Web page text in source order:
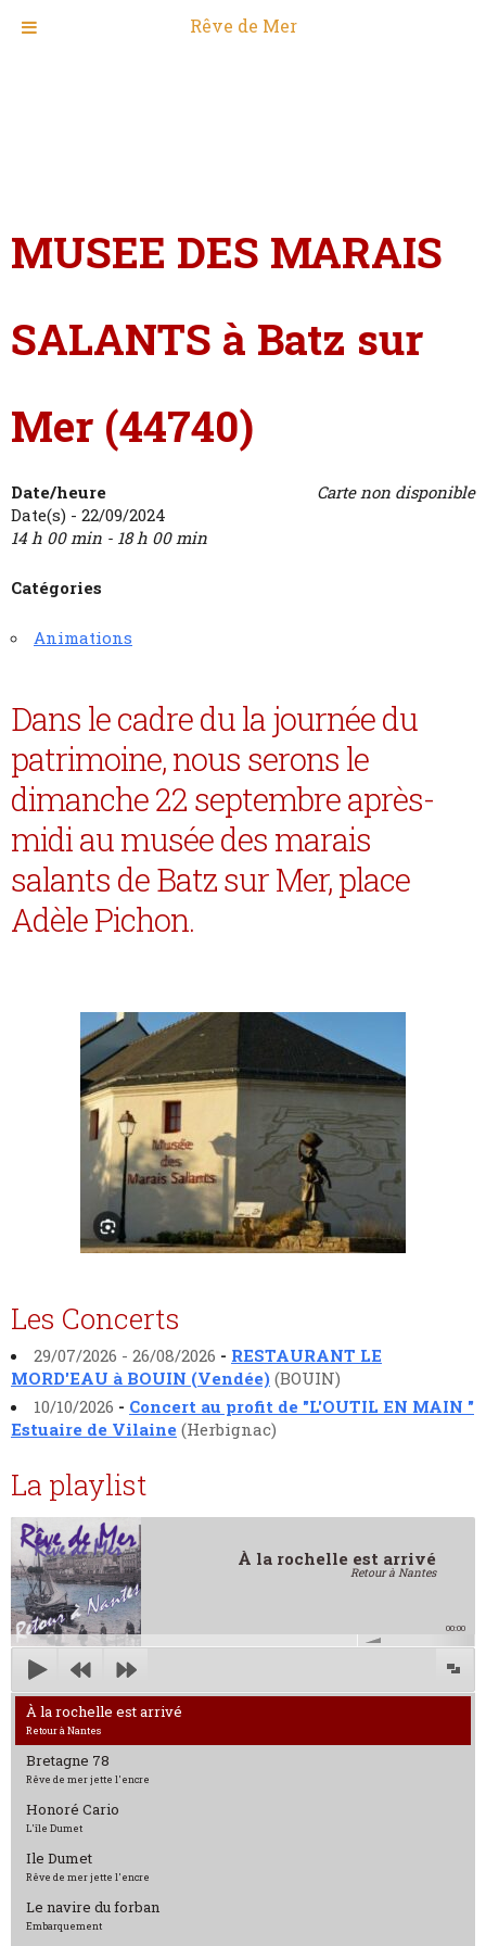
MUSEE DES MARAIS
SALANTS à Batz sur
Mer (44740)
Carte non disponible
Date/heure
Date(s) - 22/09/2024
14 h 00 min - 18 h 00 min
Catégories
Animations
Dans le cadre du la journée du
patrimoine, nous serons le
dimanche 22 septembre après-
midi au musée des marais
salants de Batz sur Mer, place
Adèle Pichon.
Les Concerts
29/07/2026 - 26/08/2026 - RESTAURANT LE
MORD'EAU à BOUIN (Vendée) (BOUIN)
10/10/2026 - Concert au profit de "L'OUTIL EN MAIN "
Estuaire de Vilaine (Herbignac)
La playlist
À la rochelle est arrivé
Retour à Nantes
00:00
À la rochelle est arrivé
Retour à Nantes
Bretagne 78
Rêve de mer jette l'encre
Honoré Cario
L'île Dumet
Ile Dumet
Rêve de mer jette l'encre
Le navire du forban
Embarquement
Rêve de Mer